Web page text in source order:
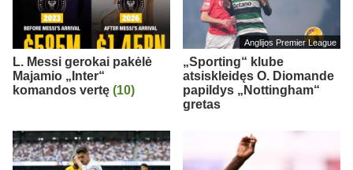
L. Messi gerokai pakėlė
Majamio „Inter“
komandos vertę (10)
Anglijos Premier League
„Sporting“ klube
atsiskleidęs O. Diomande
papildys „Nottingham“
gretas